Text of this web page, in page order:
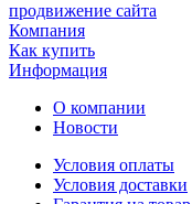
продвижение сайта
Компания
Как купить
Информация
О компании
Новости
Условия оплаты
Условия доставки